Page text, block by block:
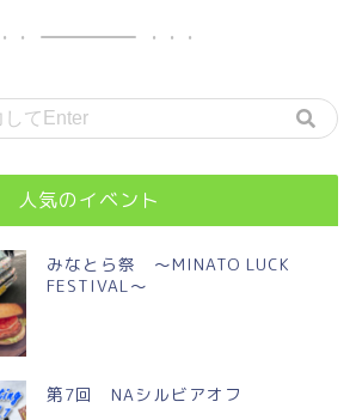
人気のイベント
みなとら祭 ～MINATO LUCK
FESTIVAL～
第7回 NAシルビアオフ